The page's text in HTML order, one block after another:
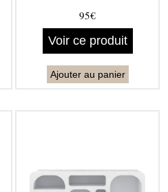
95€
Voir ce produit
Ajouter au panier